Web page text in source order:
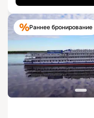
Раннее бронирование